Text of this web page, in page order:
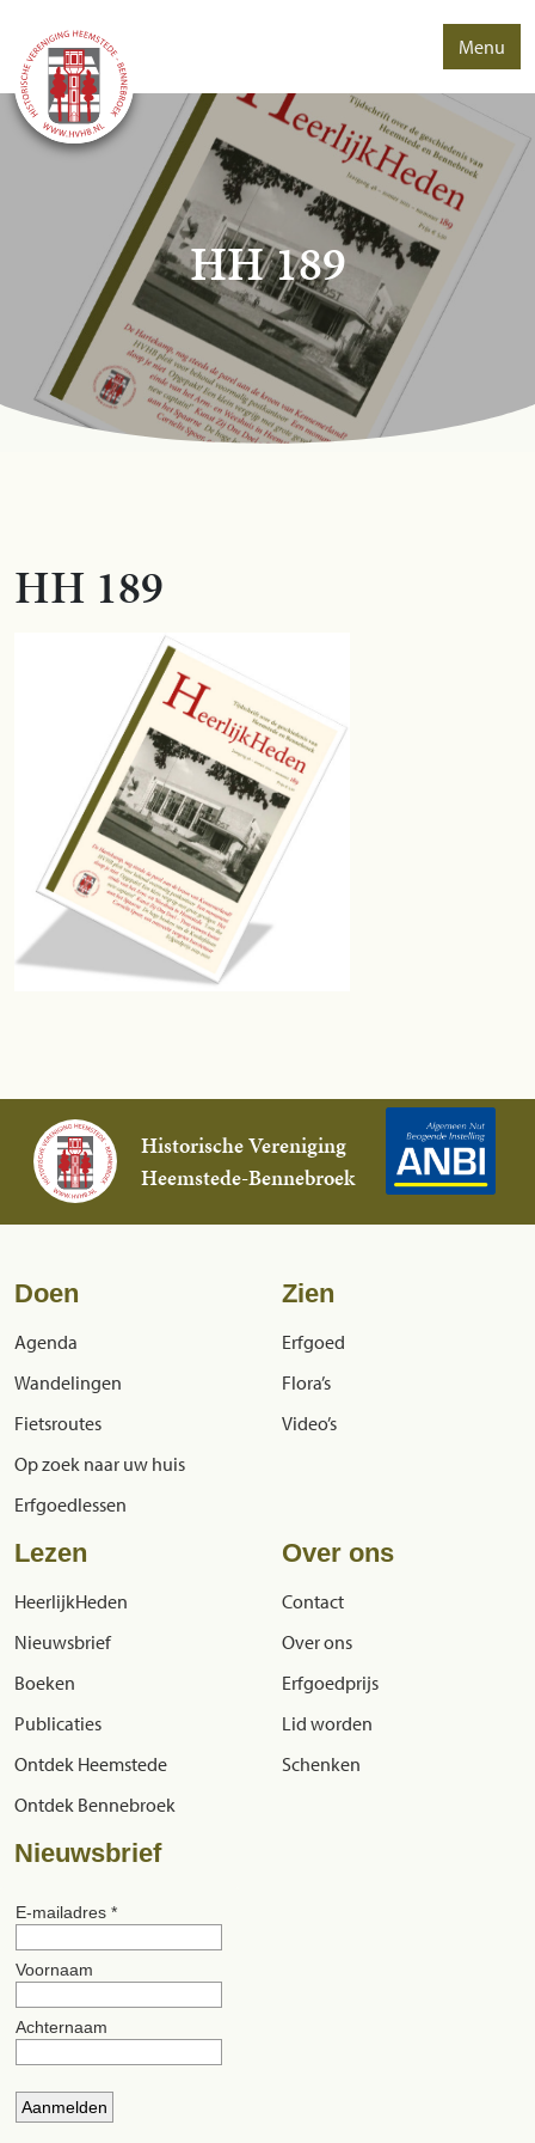
Menu
HH 189
HH 189
Historische Vereniging
Heemstede-Bennebroek
Doen
Agenda
Wandelingen
Fietsroutes
Op zoek naar uw huis
Erfgoedlessen
Zien
Erfgoed
Flora’s
Video’s
Lezen
HeerlijkHeden
Nieuwsbrief
Boeken
Publicaties
Ontdek Heemstede
Ontdek Bennebroek
Over ons
Contact
Over ons
Erfgoedprijs
Lid worden
Schenken
Nieuwsbrief